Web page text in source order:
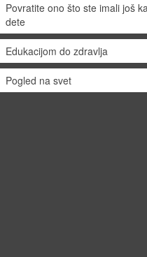
Povratite ono što ste imali još
dete
Edukacijom do zdravlja
Pogled na svet